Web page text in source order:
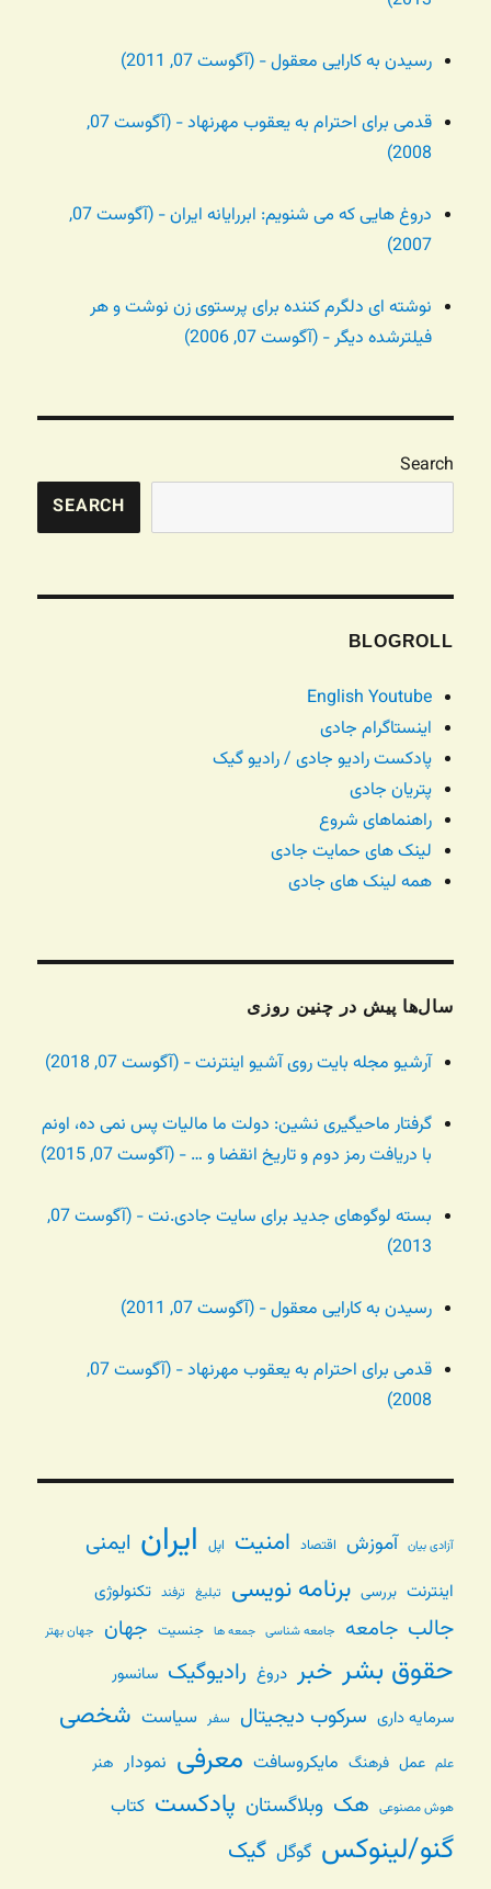
رسیدن به کارایی معقول - (آگوست 07, 2011)
قدمی برای احترام به یعقوب مهرنهاد - (آگوست 07,
2008)
دروغ هایی که می شنویم: ابررایانه ایران - (آگوست 07,
2007)
نوشته ای دلگرم کننده برای پرستوی زن نوشت و هر
فیلترشده دیگر - (آگوست 07, 2006)
Search
SEARCH
BLOGROLL
English Youtube
اینستاگرام جادی
پادکست رادیو جادی / رادیو گیک
پتریان جادی
راهنماهای شروع
لینک های حمایت جادی
همه لینک های جادی
سال‌ها پیش در چنین روزی
آرشیو مجله بایت روی آشیو اینترنت - (آگوست 07, 2018)
گرفتار ماحیگیری نشین: دولت ما مالیات پس نمی ده، اونم
با دریافت رمز دوم و تاریخ انقضا و … - (آگوست 07, 2015)
بسته لوگوهای جدید برای سایت جادی.نت - (آگوست 07,
2013)
رسیدن به کارایی معقول - (آگوست 07, 2011)
قدمی برای احترام به یعقوب مهرنهاد - (آگوست 07,
2008)
آزادی بیان آموزش اقتصاد امنیت اپل ایران ایمنی
اینترنت بررسی برنامه نویسی تبلیغ ترفند تکنولوژی
جالب جامعه جامعه شناسی جمعه ها جنسیت جهان جهان بهتر
حقوق بشر خبر دروغ رادیوگیک سانسور
سرمایه داری سرکوب دیجیتال سفر سیاست شخصی
علم عمل فرهنگ مایکروسافت معرفی نمودار هنر
هوش مصنوعی هک وبلاگستان پادکست کتاب
گنو/لینوکس گوگل گیک